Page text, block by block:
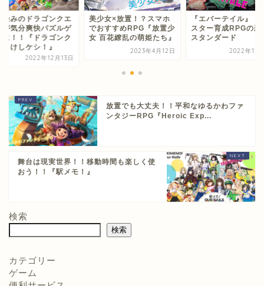
美少女×放置！？スマホ
でおすすめRPG『放置少
女 百花繚乱の萌姫たち』
2023年4月12日
『エバーテイル』：モン
スター育成RPGの新たな
スタンダード
2022年12月11日
お馴染みのド
ストが気分爽
ームに！！『
エストけしケ
放置でも大丈夫！！平和なゆるかわファ
ンタジーRPG『Heroic Exp...
舞台は現実世界！！移動時間も楽しく使
おう！！『駅メモ！』
検索
検索
カテゴリー
ゲーム